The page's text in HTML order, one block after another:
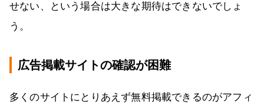
せない、という場合は大きな期待はできないでしょ
う。
広告掲載サイトの確認が困難
多くのサイトにとりあえず無料掲載できるのがアフィ